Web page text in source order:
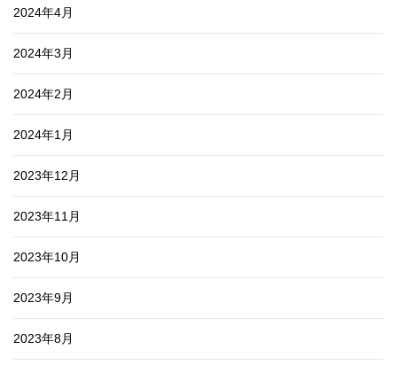
2024年4月
2024年3月
2024年2月
2024年1月
2023年12月
2023年11月
2023年10月
2023年9月
2023年8月